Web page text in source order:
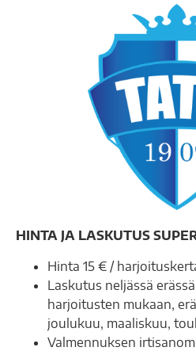
HINTA JA LASKUTUS
Hinta 15 € /
Laskutus neljässä
harjoitusten mukaan,
joulukuu, maaliskuu,
Valmennuksen